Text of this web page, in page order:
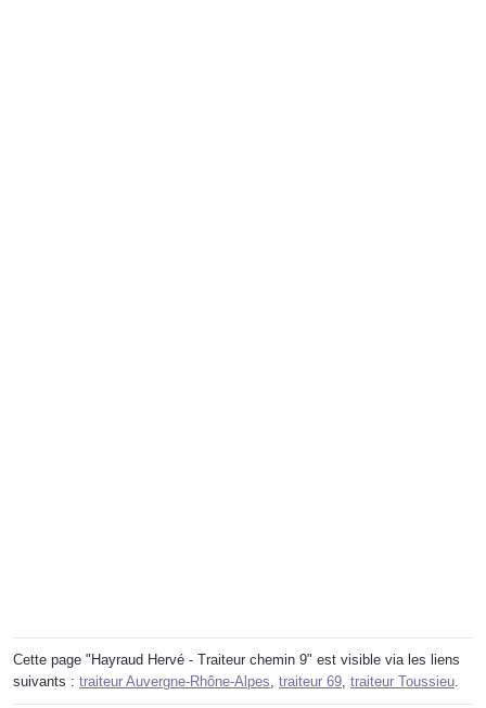
Cette page "Hayraud Hervé - Traiteur chemin 9" est visible via les liens
suivants : traiteur Auvergne-Rhône-Alpes traiteur 69 traiteur Toussieu